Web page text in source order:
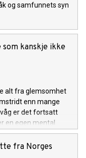
og samfunnets syn
som kanskje ikke
alt fra glemsomhet
enn mange
er det fortsatt
en egen mental
fra Norges